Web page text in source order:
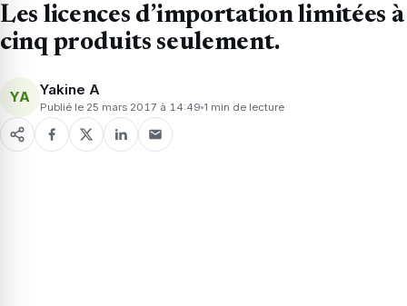
Les licences d’importation limitées à
cinq produits seulement.
YA Yakine A
Publié le 25 mars 2017 à 14:49 1 min de lecture